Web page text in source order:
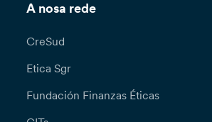
A nosa rede
CreSud
Etica Sgr
Fundación Finanzas Éticas